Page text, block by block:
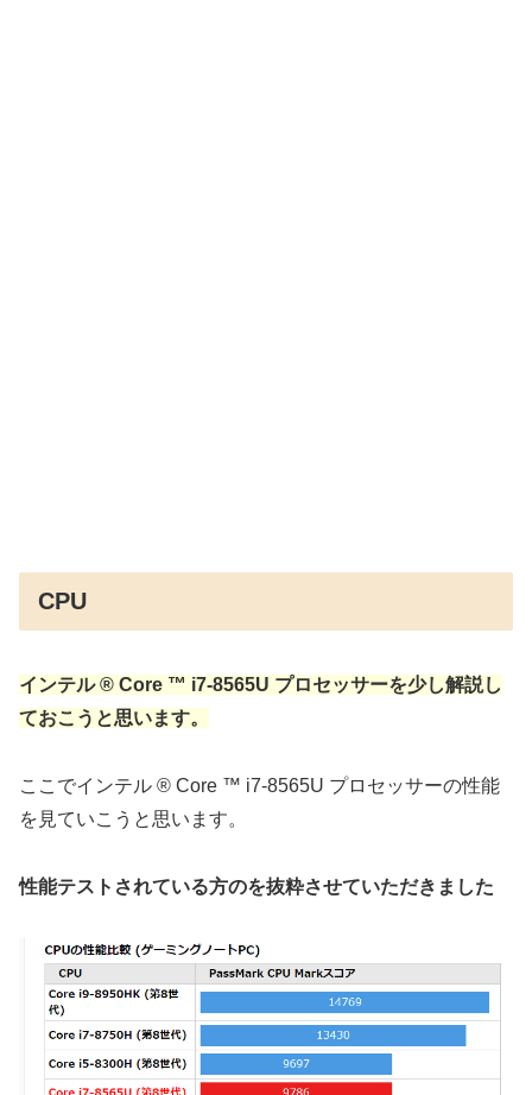
CPU
インテル ® Core ™ i7-8565U プロセッサーを少し解説し
ておこうと思います。
ここでインテル ® Core ™ i7-8565U プロセッサーの性能
を見ていこうと思います。
性能テストされている方のを抜粋させていただきました